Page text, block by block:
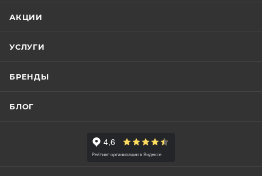
АКЦИИ
УСЛУГИ
БРЕНДЫ
БЛОГ